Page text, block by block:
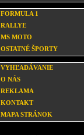
FORMULA 1
RALLYE
MS MOTO
OSTATNÉ ŠPORTY
VYHĽADÁVANIE
O NÁS
REKLAMA
KONTAKT
MAPA STRÁNOK